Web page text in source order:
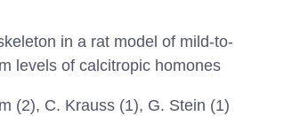
in a rat model of mild-to-
levels of calcitropic homones
(2), C. Krauss (1), G. Stein (1)